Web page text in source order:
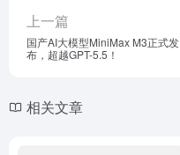
上一篇
国产AI大模型MiniMax M3正式发
布，超越GPT-5.5！
相关文章